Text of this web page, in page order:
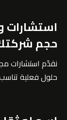
استشارات
حجم
نقدّم استشارات
حلول فعلية